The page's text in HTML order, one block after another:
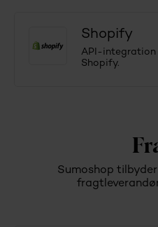
Shopify
API-
Shopify.
Sumoshop